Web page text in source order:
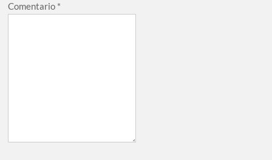
Comentario *